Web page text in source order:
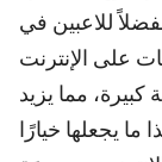
للاعبين في
على الإنترنت
مما يزيد
يجعلها خيارًا